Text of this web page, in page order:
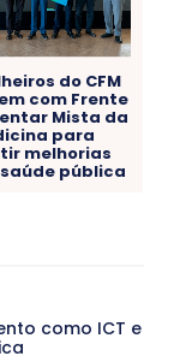
do CFM
com Frente
Mista da
para
melhorias
pública
Dengue
Denuncia
como ICT e